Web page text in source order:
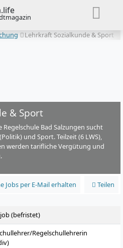
Lehrkraft Sozialkunde & Sport
& Sport
Regelschule Bad Salzungen sucht
und Sport. Teilzeit (6 LWS),
werden tarifliche Vergütung und
Jobs per E-Mail erhalten Teilen
(befristet)
Regelschullehrerin